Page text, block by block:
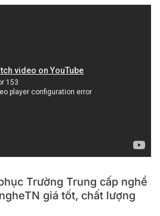
Trường Trung cấp nghề
giá tốt, chất lượng